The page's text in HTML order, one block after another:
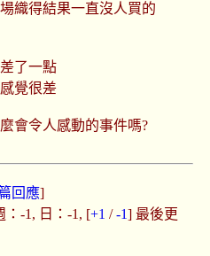
織得結果一直沒人買的
了一點
覺很差
會令人感動的事件嗎?
回應]
：-1, 日：-1, [+1 /-1] 最後更